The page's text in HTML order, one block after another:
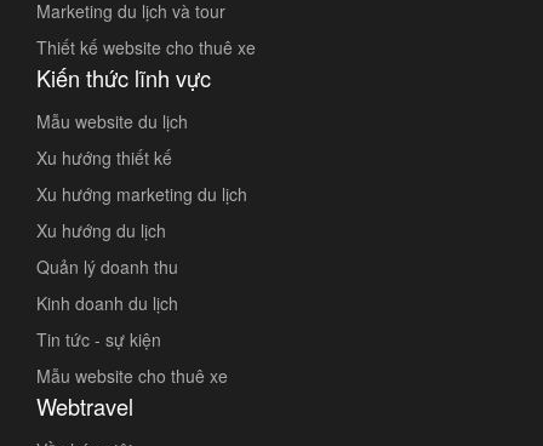
Marketing du lịch và tour
Thiết kế website cho thuê xe
Kiến thức lĩnh vực
Mẫu website du lịch
Xu hướng thiết kế
Xu hướng marketing du lịch
Xu hướng du lịch
Quản lý doanh thu
Kinh doanh du lịch
Tin tức - sự kiện
Mẫu website cho thuê xe
Webtravel